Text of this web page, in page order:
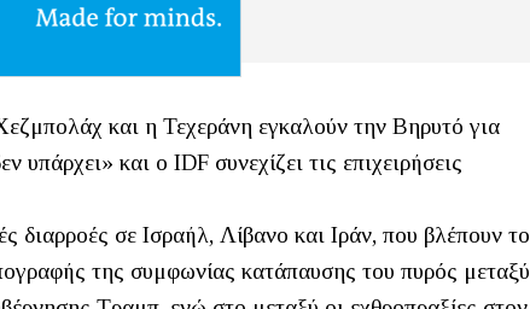
και η Τεχεράνη εγκαλούν την Βηρυτό για
υπάρχει» και ο IDF συνεχίζει τις επιχειρήσεις
διαρροές σε Ισραήλ, Λίβανο και Ιράν, που βλέπουν το
της συμφωνίας κατάπαυσης του πυρός μεταξύ